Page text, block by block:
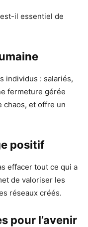
il essentiel de
individus : salariés,
fermeture gérée
chaos, et offre un
positif
effacer tout ce qui a
de valoriser les
réseaux créés.
pour l’avenir